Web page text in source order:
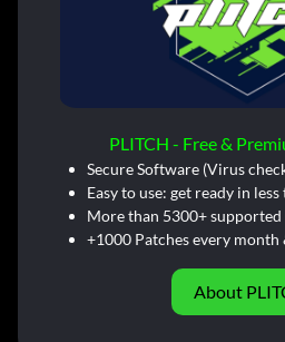
PLITCH - Free &
Secure Software (Virus
Easy to use: get ready in
More than 5300+ supported
+1000 Patches every month
About